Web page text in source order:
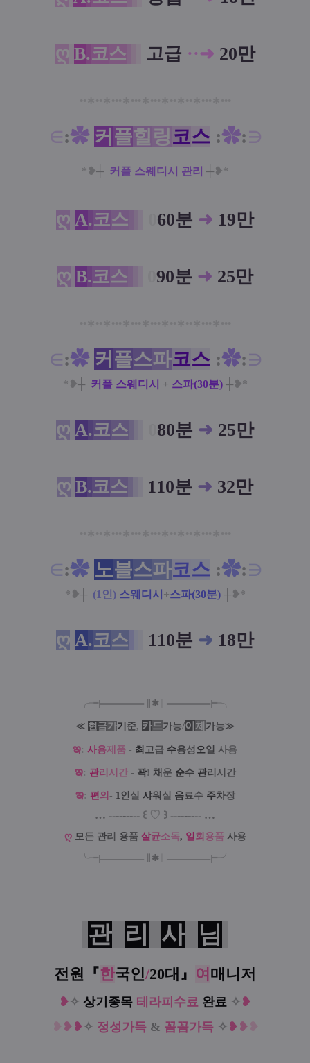
ღ B.코스 고급 ··➜ 20만
∈:✿ 커 플힐 링코스 :✿:∋
*❥┼ 커플 스웨디시 관리 ┼❥*
ღ A.코스 60분 ➜ 19만
ღ B.코스 90분 ➜ 25만
∈:✿ 커 플스파코스 :✿:∋
*❥┼ 커플 스웨디시 + 스파(30분) ┼❥*
ღ A.코스 80분 ➜ 25만
ღ B.코스 110분 ➜ 32만
∈:✿ 노블스파코스 :✿:∋
*❥┼ (1인) 스웨디시 +스파(30분) ┼❥*
ღ A.코스 110분 ➜ 18만
╭╼|═══════ ✱ ═══════|╾╮
≪ 현 금가기 준, 카드 가능/이 체 가능≫
ఇ: 사용제 품 - 최 고 급 수용성 오 일 사용
ఇ: 관리 시 간 - 꽉! 채 운 순수 관리 시간
ఇ: 편 의 - 1 인 실 샤워 실 음료 수 주차장
… --------- ꒰ ♡ ꒱ --------- …
ღ 모 든 관리 용품 살균소독, 일 회 용품 사용
╰╼|═══════ ✱ ═══════|╾╯
관 리 사 님
전원『한국인/20대 』 여 매니저
❥ ✧ 상기종목 테라피수료 완료 ✧ ❥
❥ ❥ ❥ ✧ 정성가득 & 꼼꼼가득 ✧ ❥ ❥ ❥